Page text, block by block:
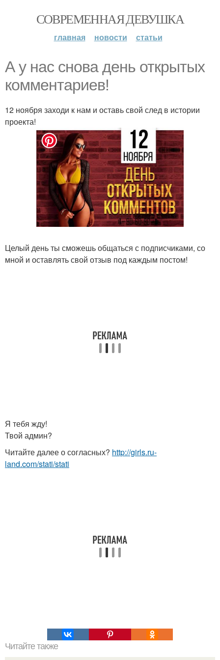
СОВРЕМЕННАЯ ДЕВУШКА
главная новости статьи
А у нас снова день открытых
комментариев!
12 ноября заходи к нам и оставь свой след в истории
проекта!
Целый день ты сможешь общаться с подписчиками, со
мной и оставлять свой отзыв под каждым постом!
Я тебя жду!
Твой админ?
Читайте далее о согласных? http://girls.ru-
land.com/stati/stati
Читайте также